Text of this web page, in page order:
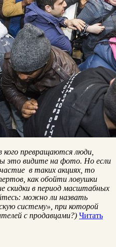
превращаются люди,
это видите на фото. Но если
в таких акциях, то
как обойти ловушки
скидки в период масштабных
можно ли назвать
систему», при которой
с продавцами?) Читать